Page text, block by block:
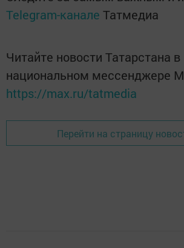
Telegram-канале Татмедиа
Читайте новости Татарстана в
национальном мессенджере
https://max.ru/tatmedia
Перейти на страницу